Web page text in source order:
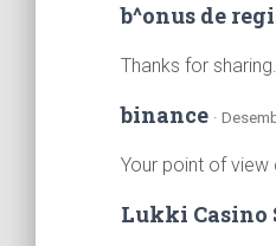
b^onus de
Thanks for
binance ·
Your point of view
Lukki Casino